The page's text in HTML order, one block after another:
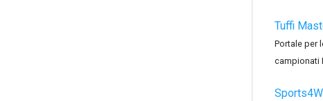
Tuffi
Portale per
campionati